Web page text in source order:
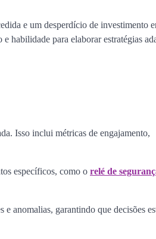
e um desperdício de investimento
habilidade para elaborar estratégias
Isso inclui métricas de engajamento,
específicos, como o relé de
anomalias, garantindo que decisões